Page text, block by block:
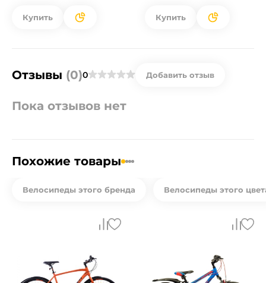
Купить Купить
Отзывы (0)0 Добавить отзыв
Пока отзывов нет
Похожие товары
Велосипеды этого бренда Велосипеды этого